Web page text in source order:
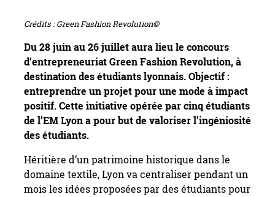
Crédits : Green Fashion Revolution©
Du 28 juin au 26 juillet aura lieu le concours
d’entrepreneuriat Green Fashion Revolution, à
destination des étudiants lyonnais. Objectif :
entreprendre un projet pour une mode à impact
positif. Cette initiative opérée par cinq étudiants
de l’EM Lyon a pour but de valoriser l’ingéniosité
des étudiants.
Héritière d’un patrimoine historique dans le
domaine textile, Lyon va centraliser pendant un
mois les idées proposées par des étudiants pour